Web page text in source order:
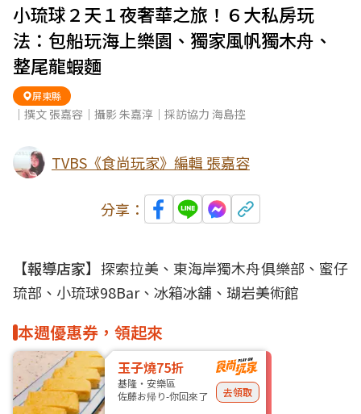
小琉球２天１夜奢華之旅！６大私房玩
法：包船玩海上樂園、獨家風帆獨木舟、
整尾龍蝦麵
屏東縣
｜撰文 張嘉容｜攝影 朱嘉淳｜採訪協力 海島控
TVBS《食尚玩家》編輯 張嘉容
分享：
【報導店家】 探索拉美、東海岸獨木舟俱樂部、蜜仔
琉部、小琉球98Bar、冰箱冰舖、瑚岩美術館
本週優惠券，領起來
玉子燒75折
基隆・安樂區
佐藤お帰り-你回來了
去領取